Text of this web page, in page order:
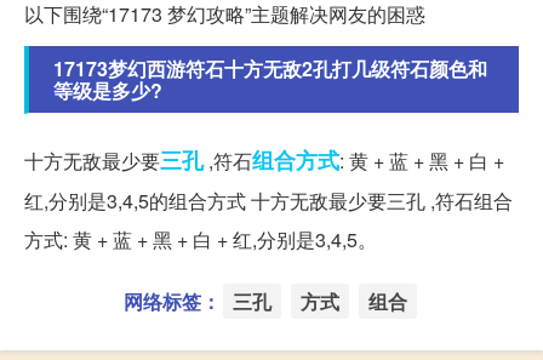
以下围绕“17173 梦幻攻略”主题解决网友的困惑
17173梦幻西游符石十方无敌2孔打几级符石颜色和
等级是多少?
十方无敌最少要三孔,符石组合方式: 黄 + 蓝 + 黑 + 白 +
红,分别是3,4,5的组合方式 十方无敌最少要三孔 ,符石组合
方式: 黄 + 蓝 + 黑 + 白 + 红,分别是3,4,5。
网络标签： 三孔 方式 组合